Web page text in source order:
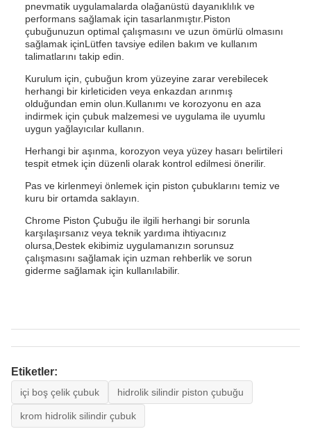
pnevmatik uygulamalarda olağanüstü dayanıklılık ve
performans sağlamak için tasarlanmıştır.Piston
çubuğunuzun optimal çalışmasını ve uzun ömürlü olmasını
sağlamak içinLütfen tavsiye edilen bakım ve kullanım
talimatlarını takip edin.
Kurulum için, çubuğun krom yüzeyine zarar verebilecek
herhangi bir kirleticiden veya enkazdan arınmış
olduğundan emin olun.Kullanımı ve korozyonu en aza
indirmek için çubuk malzemesi ve uygulama ile uyumlu
uygun yağlayıcılar kullanın.
Herhangi bir aşınma, korozyon veya yüzey hasarı belirtileri
tespit etmek için düzenli olarak kontrol edilmesi önerilir.
Pas ve kirlenmeyi önlemek için piston çubuklarını temiz ve
kuru bir ortamda saklayın.
Chrome Piston Çubuğu ile ilgili herhangi bir sorunla
karşılaşırsanız veya teknik yardıma ihtiyacınız
olursa,Destek ekibimiz uygulamanızın sorunsuz
çalışmasını sağlamak için uzman rehberlik ve sorun
giderme sağlamak için kullanılabilir.
Etiketler:
içi boş çelik çubuk hidrolik silindir piston çubuğu
krom hidrolik silindir çubuk